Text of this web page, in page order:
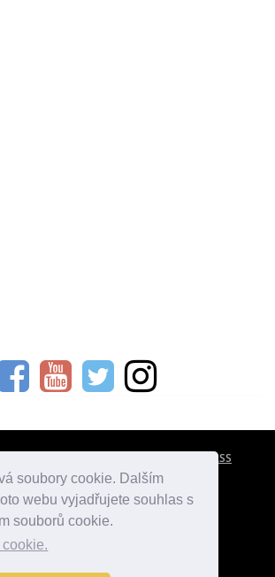
soubory cookie. Dalším
webu vyjadřujete souhlas s
souborů cookie.
RSS
atlaspamatek.info